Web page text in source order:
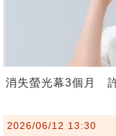
消失螢光幕3個月
2026/06/12 13:30